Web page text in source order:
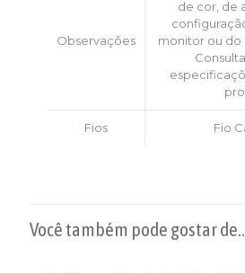
Observações
de cor, de
monitor ou do
Fios Fio
Você também pode gostar